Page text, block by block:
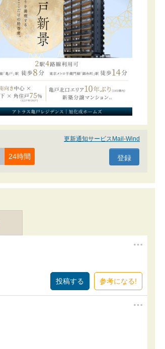
更新通知サービスMail-Wind
24時間
参考になる!